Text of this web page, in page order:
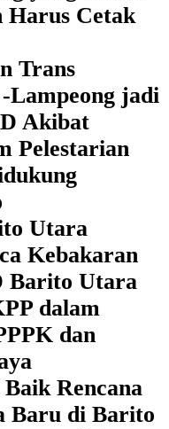
Harus Cetak
Trans
Lampeong jadi
Akibat
Pelestarian
Utara
Kebakaran
Barito Utara
dalam
dan
Rencana
Baru di Barito